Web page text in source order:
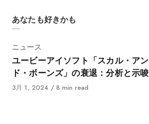
あなたも好きかも
カ
テ
ゴ
リ
ニュース
ユービーアイソフト「スカル・アン
ド・ボーンズ」の衰退：分析と示唆
に
3月 1, 2024 8 min read